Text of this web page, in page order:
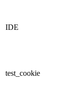
IDE
test_cookie